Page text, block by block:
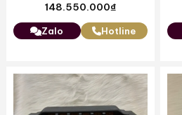
148.550.000₫
Zalo Hotline